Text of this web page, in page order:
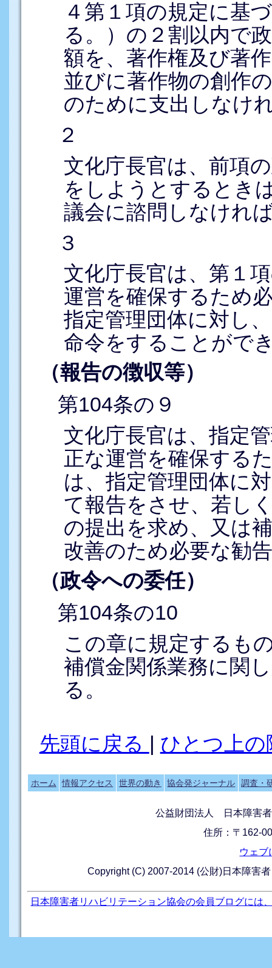
４第１項の規定に基
る。）の２割以内で
額を、著作権及び著
並びに著作物の創作
のために支出しなけ
２
文化庁長官は、前項
をしようとするとき
議会に諮問しなけれ
３
文化庁長官は、第１
運営を確保するため
指定管理団体に対し
命令をすることがで
（報告の徴収等）
第104条の９
文化庁長官は、指定
正な運営を確保する
は、指定管理団体に
て報告をさせ、若し
の提出を求め、又は
改善のため必要な勧
（政令への委任）
第104条の10
この章に規定するも
補償金関係業務に関
る。
先頭に戻る | ひとつ上の
ホーム 情報アクセス 世界の動き 協会発ジャーナル 調査・
公益財団法人 日本障害
住所：〒162-
ウェブ
Copyright (C) 2007-2014 (公財)日本障害
日本障害者リハビリテーション協会の会員ブログには